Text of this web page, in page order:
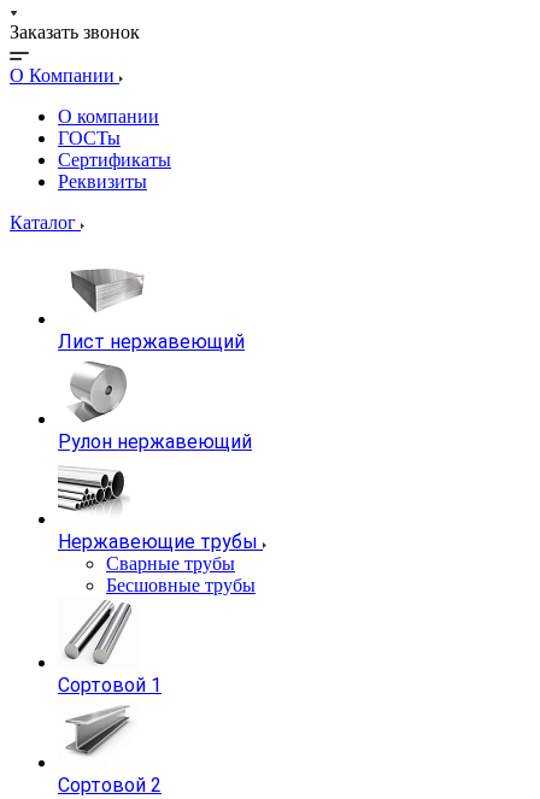
Заказать звонок
О Компании
О компании
ГОСТы
Сертификаты
Реквизиты
Каталог
Лист нержавеющий
Рулон нержавеющий
Нержавеющие трубы
Сварные трубы
Бесшовные трубы
Сортовой 1
Сортовой 2